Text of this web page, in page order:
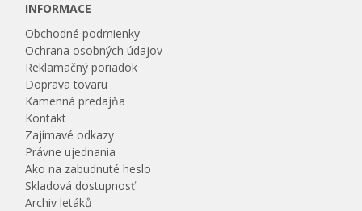
INFORMACE
Obchodné podmienky
Ochrana osobných údajov
Reklamačný poriadok
Doprava tovaru
Kamenná predajňa
Kontakt
Zajímavé odkazy
Právne ujednania
Ako na zabudnuté heslo
Skladová dostupnosť
Archiv letáků